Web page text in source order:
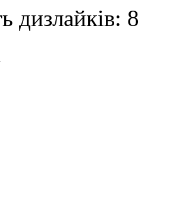
дизлайків: 8